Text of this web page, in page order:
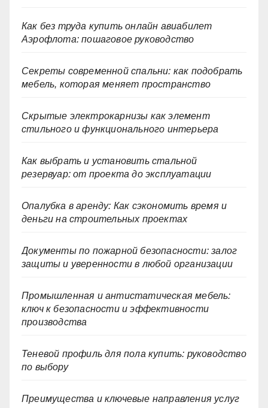
Как без труда купить онлайн авиабилет
Аэрофлота: пошаговое руководство
Секреты современной спальни: как подобрать
мебель, которая меняет пространство
Скрытые электрокарнизы как элемент
стильного и функционального интерьера
Как выбрать и установить стальной
резервуар: от проекта до эксплуатации
Опалубка в аренду: Как сэкономить время и
деньги на строительных проектах
Документы по пожарной безопасности: залог
защиты и уверенности в любой организации
Промышленная и антистатическая мебель:
ключ к безопасности и эффективности
производства
Теневой профиль для пола купить: руководство
по выбору
Преимущества и ключевые направления услуг